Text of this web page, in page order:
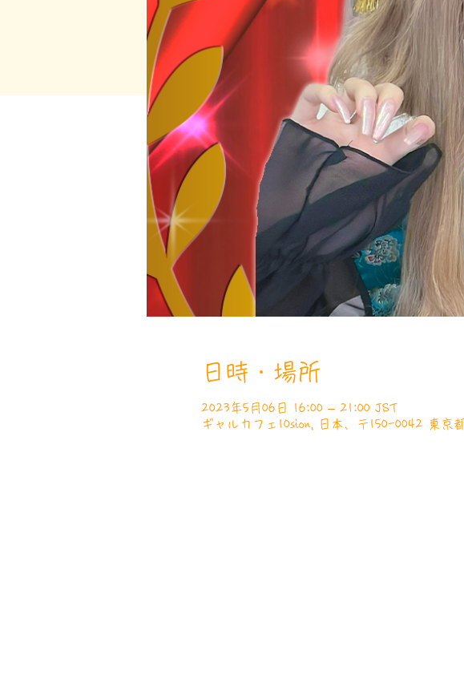
日時・場所
2023年5月06日 16:00 – 21:00 JST
ギャルカフェ10sion, 日本、〒150-0042 東